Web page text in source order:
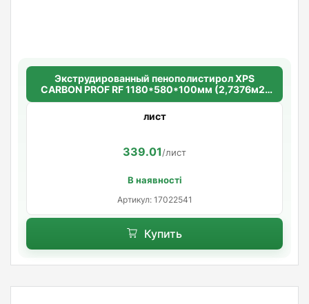
Экструдированный пенополистирол XPS
CARBON PROF RF 1180*580*100мм (2,7376м2/
уп.) (4шт/уп.)
лист
339.01/лист
В наявності
Артикул: 17022541
Купить